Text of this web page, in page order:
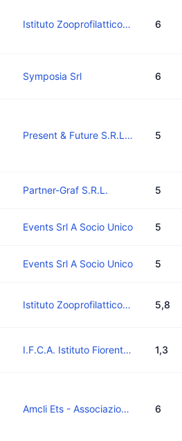
Istituto Zooprofilattico Sperimentale Del Piemonte, Liguria E Valle D'aosta 6
Symposia Srl 6
Present & Future S.R.L.S. 5
Partner-Graf S.R.L. 5
Events Srl A Socio Unico 5
Events Srl A Socio Unico 5
Istituto Zooprofilattico Sperimentale Lombardia - Emilia Romagna 5,8
I.F.C.A. Istituto Fiorentino Di Cura E Assistenza S.P.A. 1,3
Amcli Ets - Associazione Microbiologi Clinici Italiani Ets 6